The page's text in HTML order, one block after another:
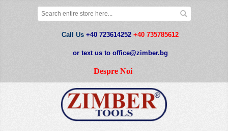
Call Us +40 723614252 +40 735785612
or text us to office@zimber.bg
Despre Noi